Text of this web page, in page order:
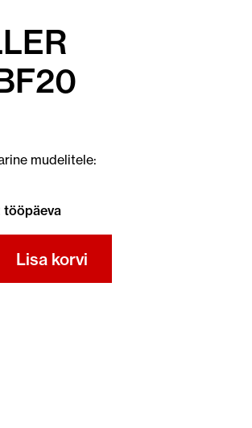
mudelitele:
tööpäeva
Lisa korvi